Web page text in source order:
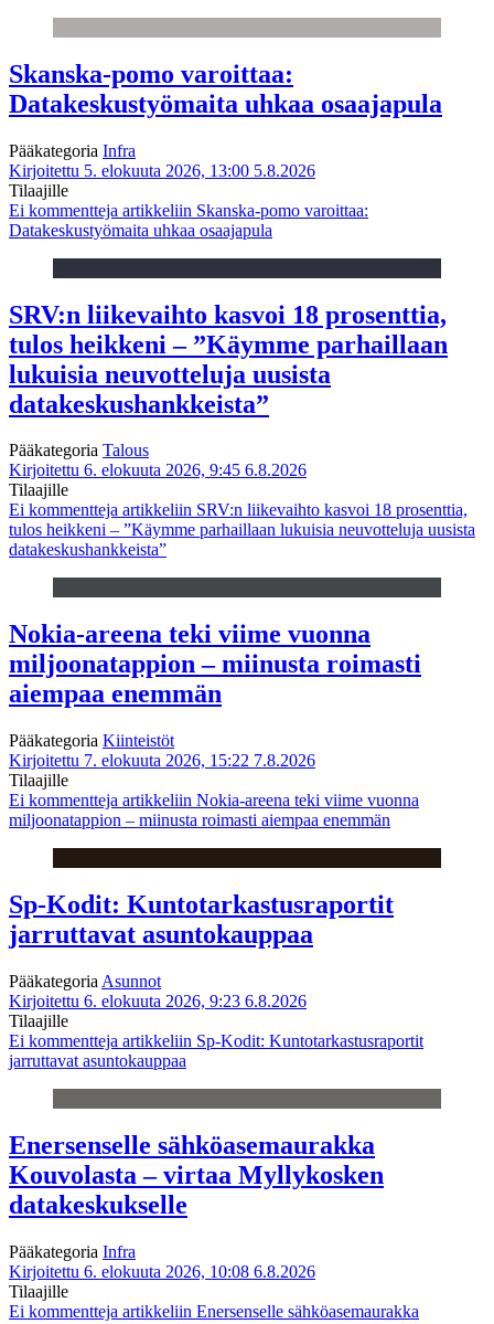
Skanska-pomo varoittaa:
Datakeskustyömaita uhkaa osaajapula
Pääkategoria Infra
Kirjoitettu 5. elokuuta 2026, 13:00 5.8.2026
Tilaajille
Ei kommentteja artikkeliin Skanska-pomo varoittaa:
Datakeskustyömaita uhkaa osaajapula
SRV:n liikevaihto kasvoi 18 prosenttia,
tulos heikkeni – ”Käymme parhaillaan
lukuisia neuvotteluja uusista
datakeskushankkeista”
Pääkategoria Talous
Kirjoitettu 6. elokuuta 2026, 9:45 6.8.2026
Tilaajille
Ei kommentteja artikkeliin SRV:n liikevaihto kasvoi 18 prosenttia,
tulos heikkeni – ”Käymme parhaillaan lukuisia neuvotteluja uusista
datakeskushankkeista”
Nokia-areena teki viime vuonna
miljoonatappion – miinusta roimasti
aiempaa enemmän
Pääkategoria Kiinteistöt
Kirjoitettu 7. elokuuta 2026, 15:22 7.8.2026
Tilaajille
Ei kommentteja artikkeliin Nokia-areena teki viime vuonna
miljoonatappion – miinusta roimasti aiempaa enemmän
Sp-Kodit: Kuntotarkastusraportit
jarruttavat asuntokauppaa
Pääkategoria Asunnot
Kirjoitettu 6. elokuuta 2026, 9:23 6.8.2026
Tilaajille
Ei kommentteja artikkeliin Sp-Kodit: Kuntotarkastusraportit
jarruttavat asuntokauppaa
Enersenselle sähköasemaurakka
Kouvolasta – virtaa Myllykosken
datakeskukselle
Pääkategoria Infra
Kirjoitettu 6. elokuuta 2026, 10:08 6.8.2026
Tilaajille
Ei kommentteja artikkeliin Enersenselle sähköasemaurakka